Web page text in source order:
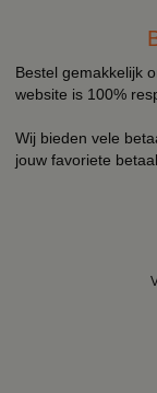
Bestel gemakkelijk
website is 100%
Wij bieden vele
jouw favoriete